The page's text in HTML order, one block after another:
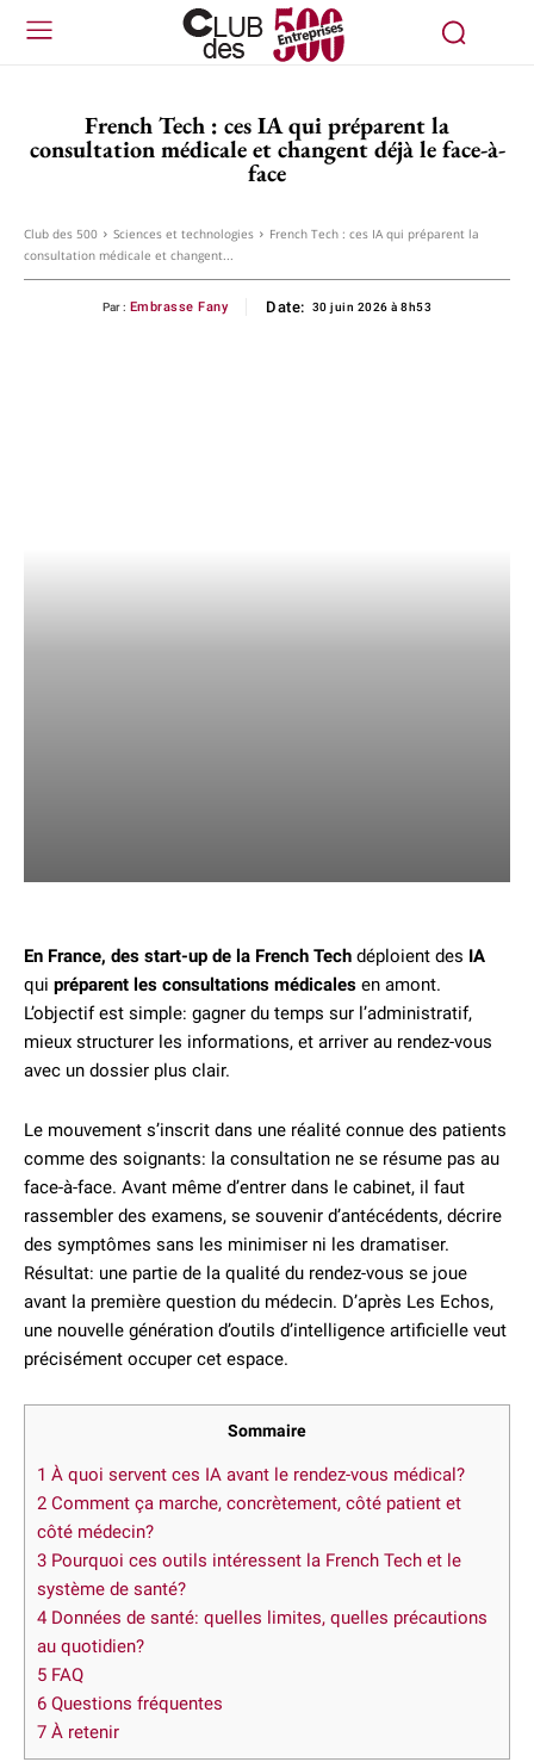
French Tech : ces IA qui préparent la
consultation médicale et changent déjà le face-à-
face
Club des 500 Sciences et technologies
French Tech : ces IA qui préparent la
consultation médicale et changent...
Par : Embrasse Fany Date: 30 juin 2026 à 8h53
En France, des start-up de la French Tech déploient des IA
qui préparent les consultations médicales en amont.
L’objectif est simple: gagner du temps sur l’administratif,
mieux structurer les informations, et arriver au rendez-vous
avec un dossier plus clair.
Le mouvement s’inscrit dans une réalité connue des patients
comme des soignants: la consultation ne se résume pas au
face-à-face. Avant même d’entrer dans le cabinet, il faut
rassembler des examens, se souvenir d’antécédents, décrire
des symptômes sans les minimiser ni les dramatiser.
Résultat: une partie de la qualité du rendez-vous se joue
avant la première question du médecin. D’après Les Echos,
une nouvelle génération d’outils d’intelligence artificielle veut
précisément occuper cet espace.
Sommaire
1 À quoi servent ces IA avant le rendez-vous médical?
2 Comment ça marche, concrètement, côté patient et
côté médecin?
3 Pourquoi ces outils intéressent la French Tech et le
système de santé?
4 Données de santé: quelles limites, quelles précautions
au quotidien?
5 FAQ
6 Questions fréquentes
7 À retenir